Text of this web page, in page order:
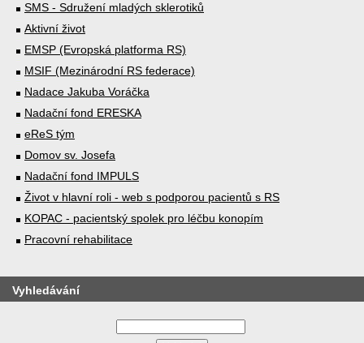
SMS - Sdružení mladých sklerotiků
Aktivní život
EMSP (Evropská platforma RS)
MSIF (Mezinárodní RS federace)
Nadace Jakuba Voráčka
Nadační fond ERESKA
eReS tým
Domov sv. Josefa
Nadační fond IMPULS
Život v hlavní roli - web s podporou pacientů s RS
KOPAC - pacientský spolek pro léčbu konopím
Pracovní rehabilitace
Vyhledávání